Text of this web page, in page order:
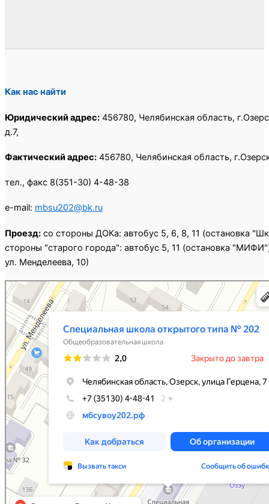
Как нас найти
Юридический адрес: 456780, Челябинская область,
д.7,
Фактический адрес: 456780, Челябинская область,
тел., факс 8(351-30) 4-48-38
e-mail: mbsu202@bk.ru
Проезд: со стороны ДОКа: автобус 5, 6, 8, 11 (остановка
стороны "старого города": автобус 5, 11 (остановка
ул. Менделеева, 10)
Специальная школа открытого типа № 202
Общеобразовательная школа в Озёрске